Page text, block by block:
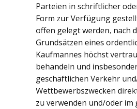
Parteien in schriftlicher
Form zur Verfügung
offen gelegt werden, nach
Grundsätzen eines
Kaufmannes höchst
behandeln und
geschäftlichen Verkehr
Wettbewerbszwecken
zu verwenden und/oder im